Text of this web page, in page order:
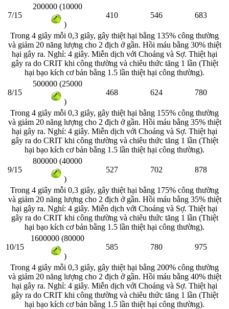
7/15
200000 (10000
)
410 546 683
Trong 4 giây mỗi 0,3 giây, gây thiệt hại bằng 135% công thường
và giảm 20 năng lượng cho 2 địch ở gần. Hồi máu bằng 30% thiệt
hại gây ra. Nghỉ: 4 giây. Miễn dịch với Choáng và Sợ. Thiệt hại
gây ra do CRIT khi công thường và chiêu thức tăng 1 lần (Thiệt
hại bạo kích cơ bản bằng 1.5 lần thiệt hại công thường).
8/15
500000 (25000
)
468 624 780
Trong 4 giây mỗi 0,3 giây, gây thiệt hại bằng 155% công thường
và giảm 20 năng lượng cho 2 địch ở gần. Hồi máu bằng 35% thiệt
hại gây ra. Nghỉ: 4 giây. Miễn dịch với Choáng và Sợ. Thiệt hại
gây ra do CRIT khi công thường và chiêu thức tăng 1 lần (Thiệt
hại bạo kích cơ bản bằng 1.5 lần thiệt hại công thường).
9/15
800000 (40000
)
527 702 878
Trong 4 giây mỗi 0,3 giây, gây thiệt hại bằng 175% công thường
và giảm 20 năng lượng cho 2 địch ở gần. Hồi máu bằng 35% thiệt
hại gây ra. Nghỉ: 4 giây. Miễn dịch với Choáng và Sợ. Thiệt hại
gây ra do CRIT khi công thường và chiêu thức tăng 1 lần (Thiệt
hại bạo kích cơ bản bằng 1.5 lần thiệt hại công thường).
10/15
1600000 (80000
)
585 780 975
Trong 4 giây mỗi 0,3 giây, gây thiệt hại bằng 200% công thường
và giảm 20 năng lượng cho 2 địch ở gần. Hồi máu bằng 40% thiệt
hại gây ra. Nghỉ: 4 giây. Miễn dịch với Choáng và Sợ. Thiệt hại
gây ra do CRIT khi công thường và chiêu thức tăng 1 lần (Thiệt
hại bạo kích cơ bản bằng 1.5 lần thiệt hại công thường).